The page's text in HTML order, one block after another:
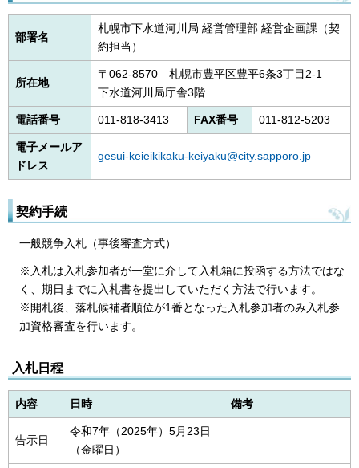
部署名
札幌市下水道河川局 経営管理部 経営企画課（契
約担当）
所在地
〒062-8570 札幌市豊平区豊平6条3丁目2-1
下水道河川局庁舎3階
電話番号 011-818-3413 FAX番号 011-812-5203
電子メールア
ドレス
gesui-keieikikaku-keiyaku@city.sapporo.jp
契約手続
一般競争入札（事後審査方式）
※入札は入札参加者が一堂に介して入札箱に投函する方法ではな
く、期日までに入札書を提出していただく方法で行います。
※開札後、落札候補者順位が1番となった入札参加者のみ入札参
加資格審査を行います。
入札日程
内容 日時 備考
告示日
令和7年（2025年）5月23日
（金曜日）